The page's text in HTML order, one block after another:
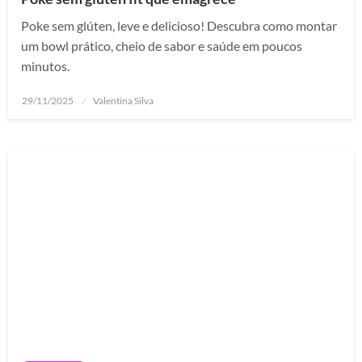
Poke sem glúten, leve e delicioso! Descubra como montar
um bowl prático, cheio de sabor e saúde em poucos
minutos.
Posted
29/11/2025 Valentina Silva